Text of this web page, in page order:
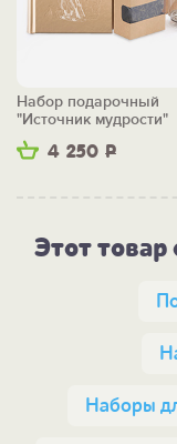
4 250 Р
Набор подарочный
"Источник мудрости"
Этот товар
Наборы